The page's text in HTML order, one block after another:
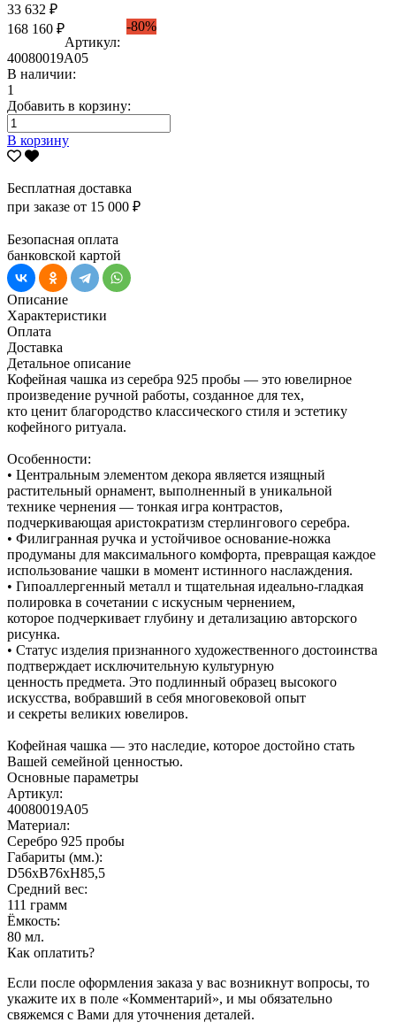
33 632 ₽
168 160 ₽
-80%
Артикул:
40080019А05
В наличии:
1
Добавить в корзину:
В корзину
Бесплатная доставка
при заказе от 15 000 ₽
Безопасная оплата
банковской картой
Описание
Характеристики
Оплата
Доставка
Детальное описание
Кофейная чашка из серебра 925 пробы — это ювелирное
произведение ручной работы, созданное для тех,
кто ценит благородство классического стиля и эстетику
кофейного ритуала.
Особенности:
• Центральным элементом декора является изящный
растительный орнамент, выполненный в уникальной
технике чернения — тонкая игра контрастов,
подчеркивающая аристократизм стерлингового серебра.
• Филигранная ручка и устойчивое основание-ножка
продуманы для максимального комфорта, превращая каждое
использование чашки в момент истинного наслаждения.
• Гипоаллергенный металл и тщательная идеально-гладкая
полировка в сочетании с искусным чернением,
которое подчеркивает глубину и детализацию авторского
рисунка.
• Статус изделия признанного художественного достоинства
подтверждает исключительную культурную
ценность предмета. Это подлинный образец высокого
искусства, вобравший в себя многовековой опыт
и секреты великих ювелиров.
Кофейная чашка — это наследие, которое достойно стать
Вашей семейной ценностью.
Основные параметры
Артикул:
40080019А05
Материал:
Серебро 925 пробы
Габариты (мм.):
D56хB76хH85,5
Средний вес:
111 грамм
Ёмкость:
80 мл.
Как оплатить?
Если после оформления заказа у вас возникнут вопросы, то
укажите их в поле «Комментарий», и мы обязательно
свяжемся с Вами для уточнения деталей.